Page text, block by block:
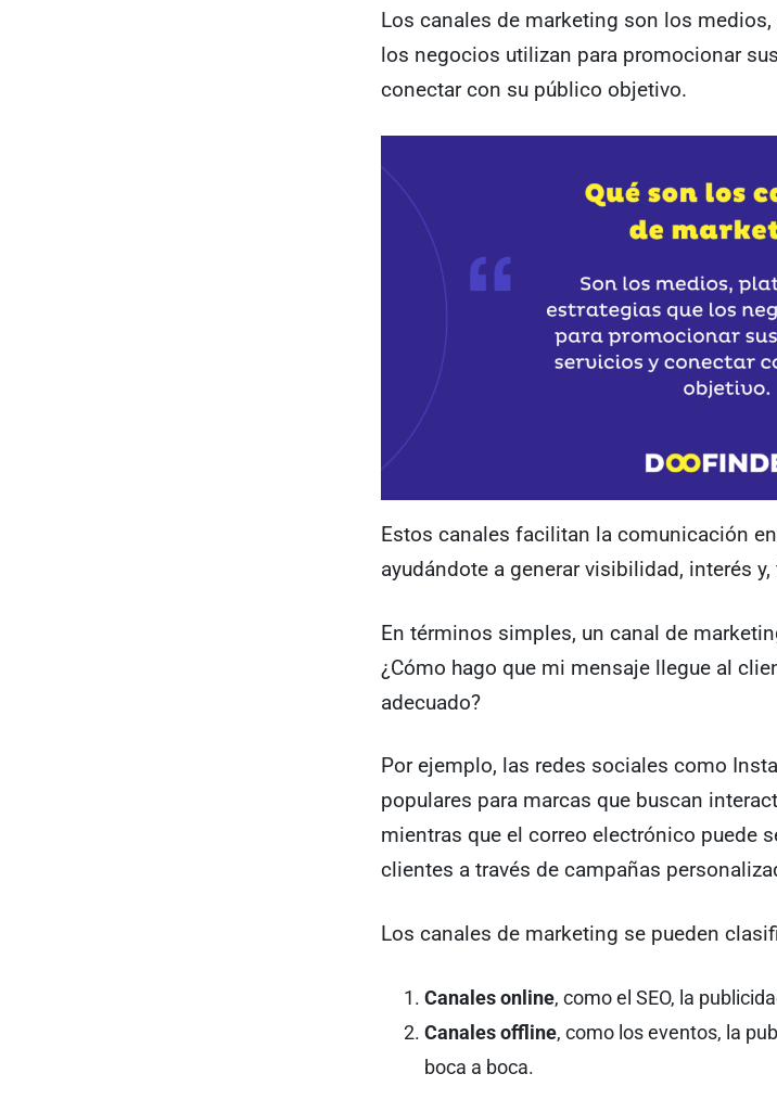
Los canales de marketing son los
los negocios utilizan para promocionar
conectar con su público objetivo.
Estos canales facilitan la comunicación
ayudándote a generar visibilidad, interés
En términos simples, un canal de
¿Cómo hago que mi mensaje llegue al
adecuado?
Por ejemplo, las redes sociales como
populares para marcas que buscan
mientras que el correo electrónico puede
clientes a través de campañas
Los canales de marketing se pueden
Canales online, como el SEO, la
Canales offline, como los eventos, la
boca a boca.